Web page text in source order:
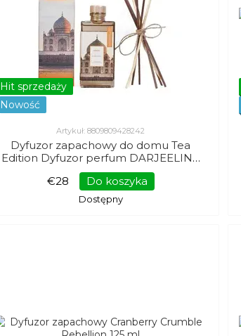
Hit sprzedaży
Nowość
Artykuł: 8809809428242
Dyfuzor zapachowy do domu Tea
Edition Dyfuzor perfum DARJEELING
Kundal 140 ml
€28 Do koszyka
Dostępny